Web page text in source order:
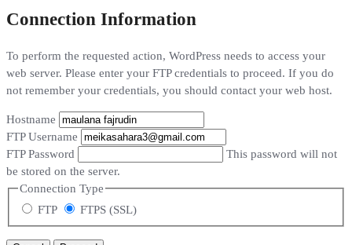
Connection Information
To perform the requested action, WordPress needs to access your
web server. Please enter your FTP credentials to proceed. If you do
not remember your credentials, you should contact your web host.
Hostname
FTP Username
FTP Password
This password will not
be stored on the server.
Connection Type
FTP
FTPS (SSL)